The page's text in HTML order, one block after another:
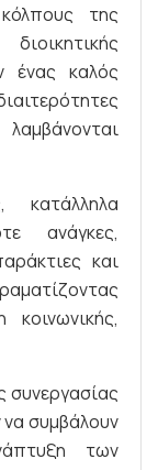
της
ένας καλός
ανάγκες,
και
συνεργασίας
συμβάλουν
των